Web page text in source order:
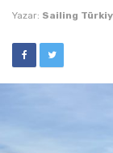
Yazar: Sailing